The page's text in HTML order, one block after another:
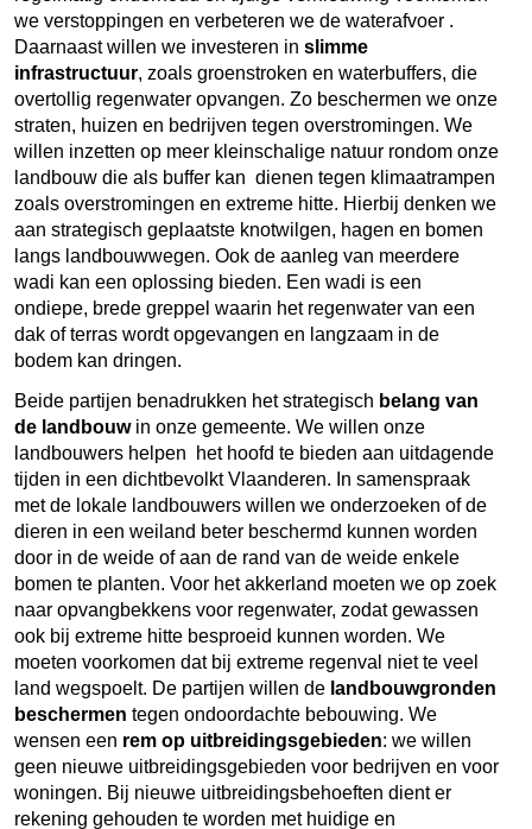
we verstoppingen en verbeteren we de waterafvoer .
Daarnaast willen we investeren in slimme
infrastructuur, zoals groenstroken en waterbuffers, die
overtollig regenwater opvangen. Zo beschermen we onze
straten, huizen en bedrijven tegen overstromingen. We
willen inzetten op meer kleinschalige natuur rondom onze
landbouw die als buffer kan dienen tegen klimaatrampen
zoals overstromingen en extreme hitte. Hierbij denken we
aan strategisch geplaatste knotwilgen, hagen en bomen
langs landbouwwegen. Ook de aanleg van meerdere
wadi kan een oplossing bieden. Een wadi is een
ondiepe, brede greppel waarin het regenwater van een
dak of terras wordt opgevangen en langzaam in de
bodem kan dringen.
Beide partijen benadrukken het strategisch belang van
de landbouwin onze gemeente. We willen onze
landbouwers helpen het hoofd te bieden aan uitdagende
tijden in een dichtbevolkt Vlaanderen. In samenspraak
met de lokale landbouwers willen we onderzoeken of de
dieren in een weiland beter beschermd kunnen worden
door in de weide of aan de rand van de weide enkele
bomen te planten. Voor het akkerland moeten we op zoek
naar opvangbekkens voor regenwater, zodat gewassen
ook bij extreme hitte besproeid kunnen worden. We
moeten voorkomen dat bij extreme regenval niet te veel
land wegspoelt. De partijen willen de landbouwgronden
beschermen tegen ondoordachte bebouwing. We
wensen een rem op uitbreidingsgebieden: we willen
geen nieuwe uitbreidingsgebieden voor bedrijven en voor
woningen. Bij nieuwe uitbreidingsbehoeften dient er
rekening gehouden te worden met huidige en